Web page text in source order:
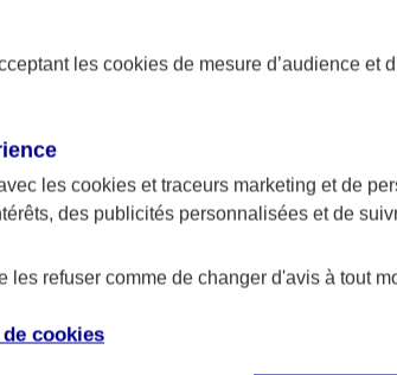
les cookies de mesure d’audience et
les cookies et traceurs marketing et de
des publicités personnalisées et de
les refuser comme de changer d'avis à tout
cookies